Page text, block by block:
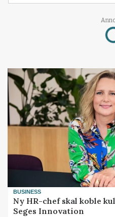
BUSINESS
Ny HR-chef skal koble
Seges Innovation